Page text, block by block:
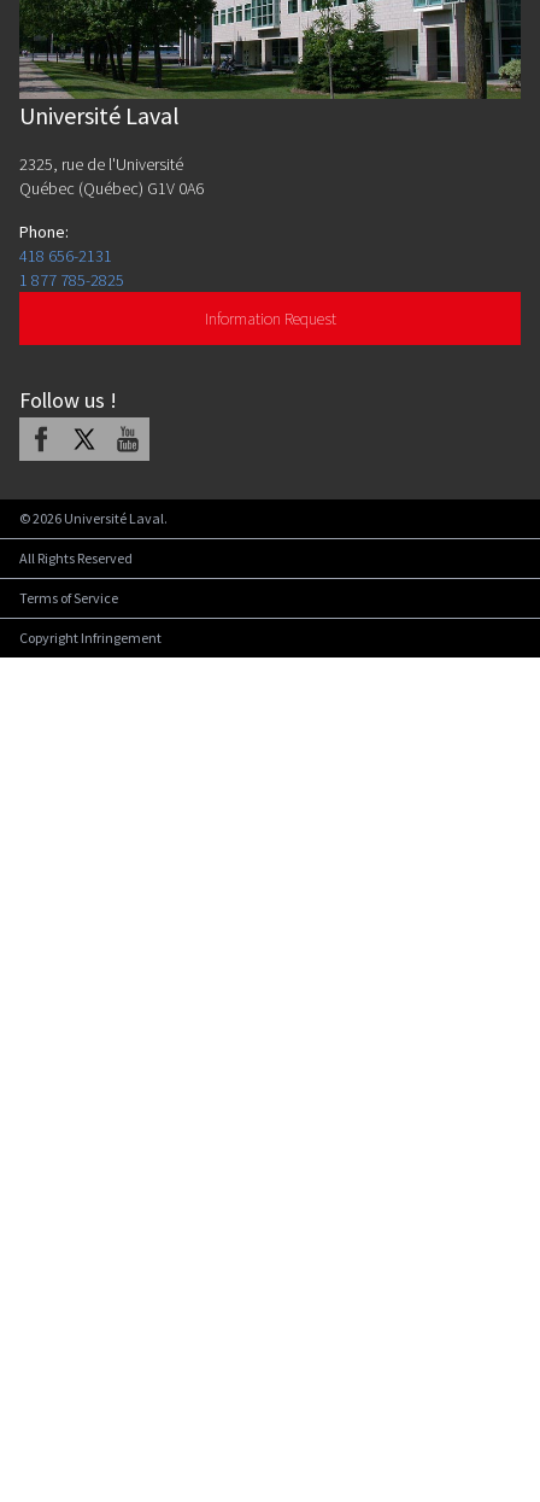
Université Laval
2325, rue de l'Université
Québec (Québec) G1V 0A6
Phone:
418 656-2131
1 877 785-2825
Information Request
Follow us !
Facebook Youtube
©2026 Université Laval.
All Rights Reserved
Terms of Service
Copyright Infringement